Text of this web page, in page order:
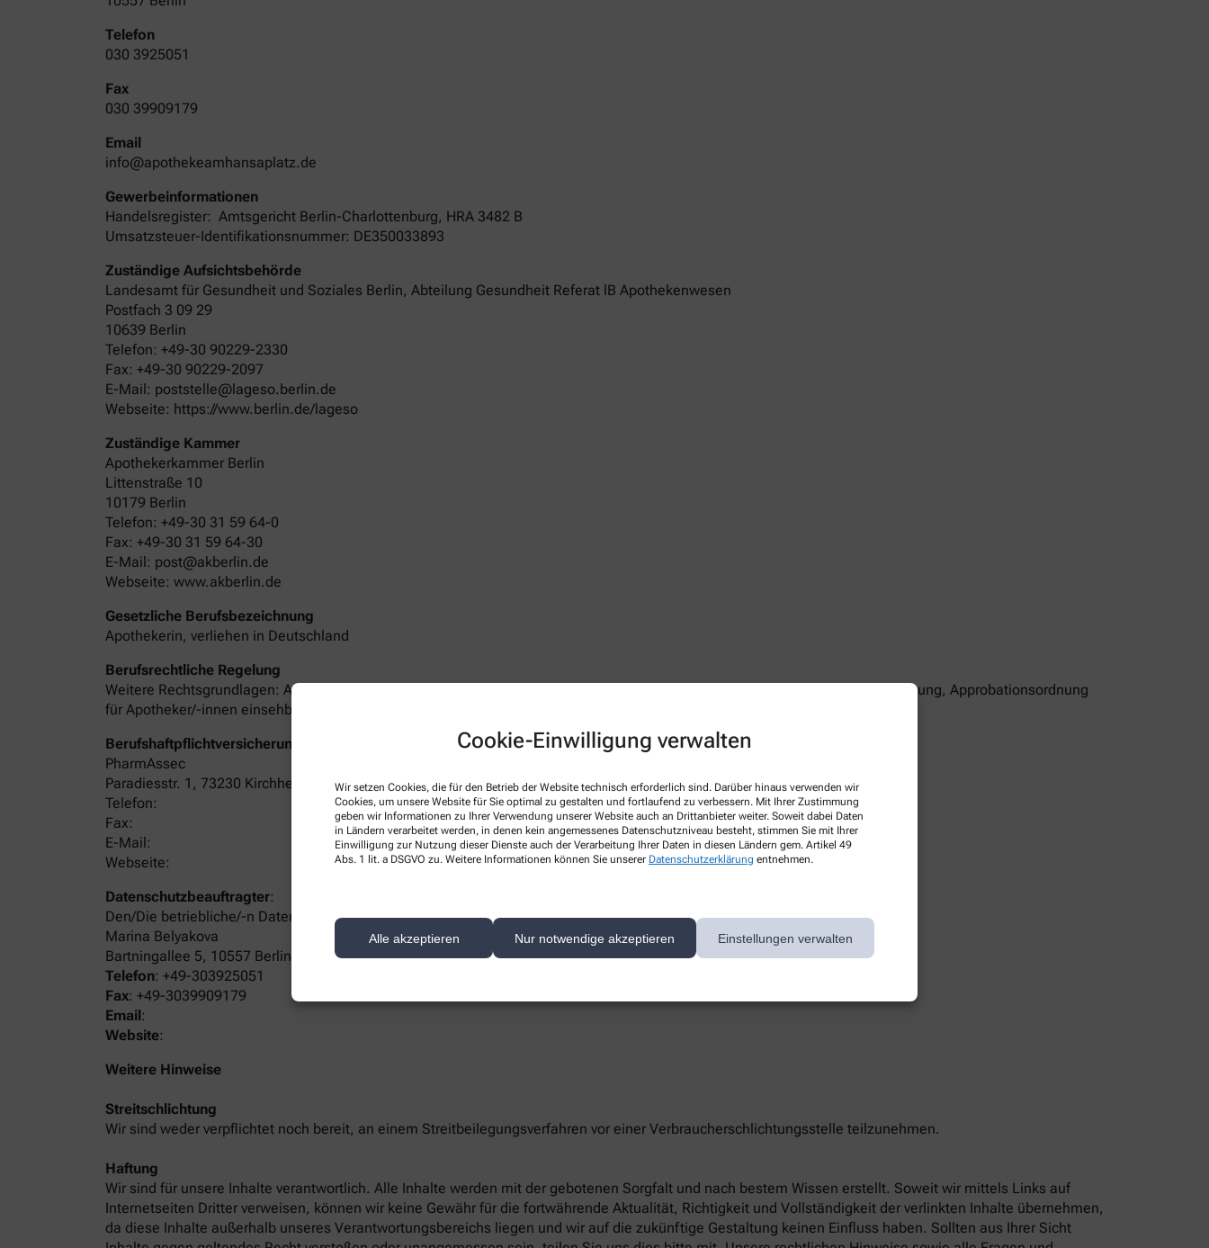
Cookie-Einwilligung verwalten
Wir setzen Cookies, die für den Betrieb der Website technisch erforderlich sind. Darüber hinaus verwenden wir
Cookies, um unsere Website für Sie optimal zu gestalten und fortlaufend zu verbessern. Mit Ihrer Zustimmung
geben wir Informationen zu Ihrer Verwendung unserer Website auch an Drittanbieter weiter. Soweit dabei Daten
in Ländern verarbeitet werden, in denen kein angemessenes Datenschutzniveau besteht, stimmen Sie mit Ihrer
Einwilligung zur Nutzung dieser Dienste auch der Verarbeitung Ihrer Daten in diesen Ländern gem. Artikel 49
Abs. 1 lit. a DSGVO zu. Weitere Informationen können Sie unserer Datenschutzerklärung entnehmen.
Alle akzeptieren Nur notwendige akzeptieren Einstellungen verwalten
Telefon
030 3925051
Fax
030 39909179
Email
info@apothekeamhansaplatz.de
Gewerbeinformationen
Handelsregister: Amtsgericht Berlin-Charlottenburg, HRA 3482 B
Umsatzsteuer-Identifikationsnummer: DE350033893
Zuständige Aufsichtsbehörde
Landesamt für Gesundheit und Soziales Berlin, Abteilung Gesundheit Referat lB Apothekenwesen
Postfach 3 09 29
10639 Berlin
Telefon: +49-30 90229-2330
Fax: +49-30 90229-2097
E-Mail: poststelle@lageso.berlin.de
Webseite: https://www.berlin.de/lageso
Zuständige Kammer
Apothekerkammer Berlin
Littenstraße 10
10179 Berlin
Telefon: +49-30 31 59 64-0
Fax: +49-30 31 59 64-30
E-Mail: post@akberlin.de
Webseite: www.akberlin.de
Gesetzliche Berufsbezeichnung
Apothekerin, verliehen in Deutschland
Berufsrechtliche Regelung
Weitere Rechtsgrundlagen: Apothekengesetz, Apothekenbetriebsordnung, Arzneimittelpreisverordnung, Bundesapothekerordnung, Approbationsordnung
für Apotheker/-innen einsehbar auf der Internetseite des Bundesvereinigung Deutscher Apothekerverbände
Berufshaftpflichtversicherung mit Anschrift, gültig im Geltungsbereich des Arzneimittelgesetzes (AMG)
PharmAssec
Paradiesstr. 1, 73230 Kirchheim/Teck
Telefon:
Fax:
E-Mail:
Webseite:
Datenschutzbeauftragter:
Den/Die betriebliche/-n Datenschutzbeauftragte/-n unserer Apotheke können Sie hier erreichen:
Marina Belyakova
Bartningallee 5, 10557 Berlin
Telefon: +49-303925051
Fax: +49-3039909179
Email:
Website:
Weitere Hinweise
Streitschlichtung
Wir sind weder verpflichtet noch bereit, an einem Streitbeilegungsverfahren vor einer Verbraucherschlichtungsstelle teilzunehmen.
Haftung
Wir sind für unsere Inhalte verantwortlich. Alle Inhalte werden mit der gebotenen Sorgfalt und nach bestem Wissen erstellt. Soweit wir mittels Links auf
Internetseiten Dritter verweisen, können wir keine Gewähr für die fortwährende Aktualität, Richtigkeit und Vollständigkeit der verlinkten Inhalte übernehmen,
da diese Inhalte außerhalb unseres Verantwortungsbereichs liegen und wir auf die zukünftige Gestaltung keinen Einfluss haben. Sollten aus Ihrer Sicht